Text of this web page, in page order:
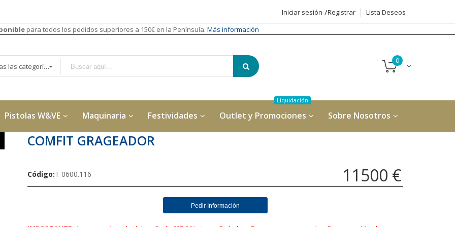
Iniciar sesión Registrar
Lista Deseos
para todos los pedidos superiores a 150€ en la Península. Más información
Todas las categorías
Pistolas W&VE Maquinaria Festividades Outlet y Promociones Sobre Nosotros
COMFIT GRAGEADOR
Código T 0600.116 11500 €
Pedir Información